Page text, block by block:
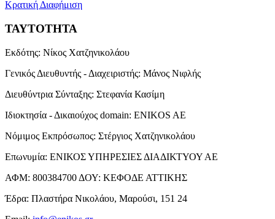
Κρατική Διαφήμιση
ΤΑΥΤΟΤΗΤΑ
Εκδότης: Νίκος Χατζηνικολάου
Γενικός Διευθυντής - Διαχειριστής: Μάνος Νιφλής
Διευθύντρια Σύνταξης: Στεφανία Κασίμη
Ιδιοκτησία - Δικαιούχος domain: ENIKOS AE
Νόμιμος Εκπρόσωπος: Στέργιος Χατζηνικολάου
Επωνυμία: ΕΝΙΚΟΣ ΥΠΗΡΕΣΙΕΣ ΔΙΑΔΙΚΤΥΟΥ ΑΕ
ΑΦΜ: 800384700 ΔΟΥ: ΚΕΦΟΔΕ ΑΤΤΙΚΗΣ
Έδρα: Πλαστήρα Νικολάου, Μαρούσι, 151 24